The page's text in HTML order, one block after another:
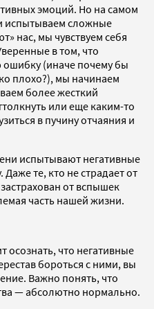
эмоций. Но на самом
испытываем сложные
нас, мы чувствуем себя
в том, что
(иначе почему бы
плохо?), мы начинаем
более жесткий
или еще каким-то
в пучину отчаяния и
испытывают негативные
те, кто не страдает от
от вспышек
часть нашей жизни.
осознать, что негативные
бороться с ними, вы
Важно понять, что
— абсолютно нормально.